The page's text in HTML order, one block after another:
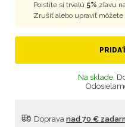
Poistite si trvalú 5% zľavu
Zrušiť alebo upraviť
Na sklade,
Doprava nad 70 €